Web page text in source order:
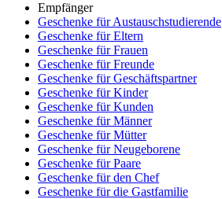
Empfänger
Geschenke für Austauschstudierende
Geschenke für Eltern
Geschenke für Frauen
Geschenke für Freunde
Geschenke für Geschäftspartner
Geschenke für Kinder
Geschenke für Kunden
Geschenke für Männer
Geschenke für Mütter
Geschenke für Neugeborene
Geschenke für Paare
Geschenke für den Chef
Geschenke für die Gastfamilie